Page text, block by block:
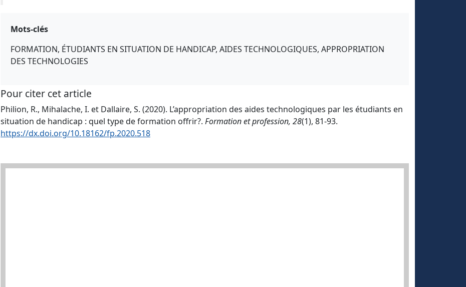
Mots-clés
FORMATION, ÉTUDIANTS EN SITUATION DE HANDICAP, AIDES TECHNOLOGIQUES, APPROPRIATION
DES TECHNOLOGIES
Pour citer cet article
Philion, R., Mihalache, I. et Dallaire, S. (2020). L’appropriation des aides technologiques par les étudiants en
situation de handicap : quel type de formation offrir?. Formation et profession, 28(1), 81-93.
https://dx.doi.org/10.18162/fp.2020.518